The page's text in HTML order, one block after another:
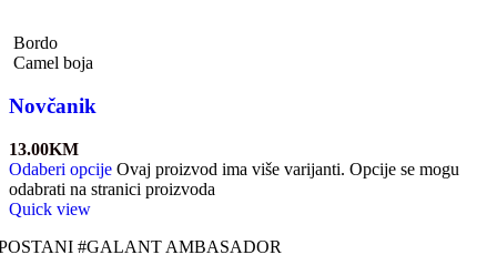
Bordo
Camel boja
Novčanik
13.00KM
Odaberi opcije Ovaj proizvod ima više varijanti. Opcije se mogu
odabrati na stranici proizvoda
Quick view
#GALANT AMBASADOR